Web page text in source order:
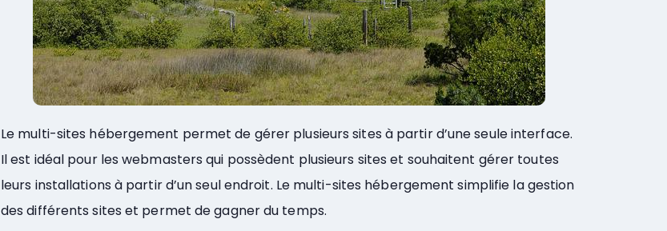
Le multi-sites hébergement permet de gérer plusieurs sites à partir d’une seule interface.
Il est idéal pour les webmasters qui possèdent plusieurs sites et souhaitent gérer toutes
leurs installations à partir d’un seul endroit. Le multi-sites hébergement simplifie la gestion
des différents sites et permet de gagner du temps.